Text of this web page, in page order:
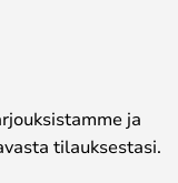
ja
tilauksestasi.